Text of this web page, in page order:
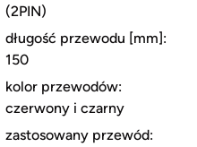
(2PIN)
długość przewodu [mm]:
150
kolor przewodów:
czerwony i czarny
zastosowany przewód: